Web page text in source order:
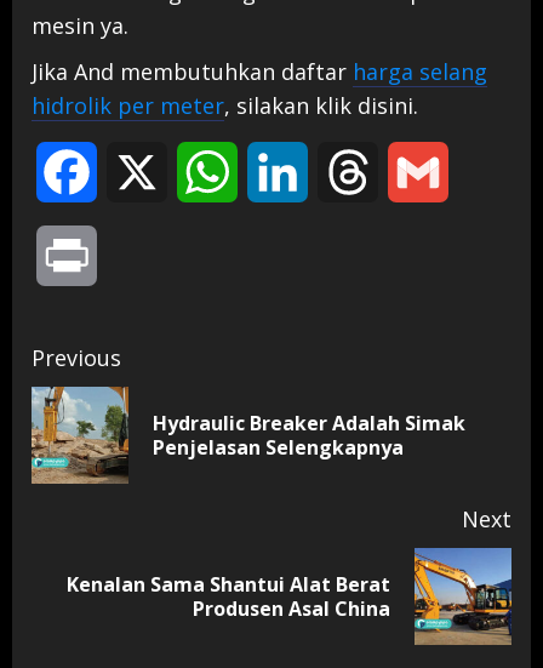
mesin ya.
Jika And membutuhkan daftar harga selang
hidrolik per meter, silakan klik disini.
Facebook WhatsAppLinkedIn Threads
Continue
Reading
Previous
Hydraulic Breaker Adalah Simak
Penjelasan Selengkapnya
Next
NextKenalan Sama Shantui Alat Berat
Produsen Asal China